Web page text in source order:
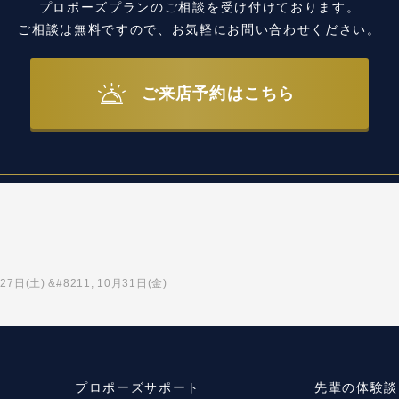
プロポーズプランのご相談を受け付けております。
ご相談は無料ですので、お気軽にお問い合わせください。
ご来店予約はこちら
日(土) &#8211; 10月31日(金)
プロポーズサポート 先輩の体験談